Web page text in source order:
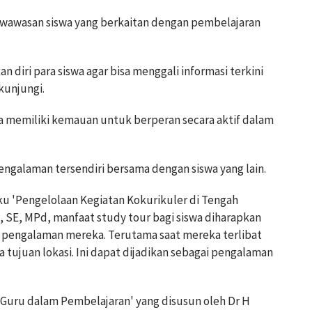
siswa yang berkaitan dengan pembelajaran
diri para siswa agar bisa menggali informasi terkini
memiliki kemauan untuk berperan secara aktif dalam
tersendiri bersama dengan siswa yang lain.
'Pengelolaan Kegiatan Kokurikuler di Tengah
SE, MPd, manfaat study tour bagi siswa diharapkan
mereka. Terutama saat mereka terlibat
lokasi. Ini dapat dijadikan sebagai pengalaman
dalam Pembelajaran' yang disusun oleh Dr H